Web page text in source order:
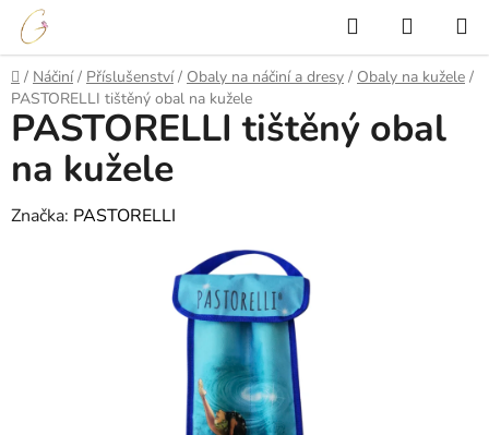
Přejít
obsah
Hledat
KOŠÍK
Domů
/ Náčiní / Příslušenství / Obaly na náčiní a dresy / Obaly na kužele /
PASTORELLI tištěný obal na kužele
PASTORELLI tištěný obal
na kužele
Značka: PASTORELLI